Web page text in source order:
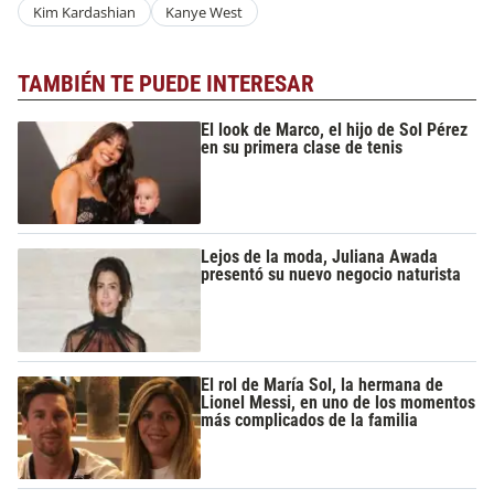
Kim Kardashian Kanye West
TAMBIÉN TE PUEDE INTERESAR
El look de Marco, el hijo de Sol Pérez
en su primera clase de tenis
Lejos de la moda, Juliana Awada
presentó su nuevo negocio naturista
El rol de María Sol, la hermana de
Lionel Messi, en uno de los momentos
más complicados de la familia